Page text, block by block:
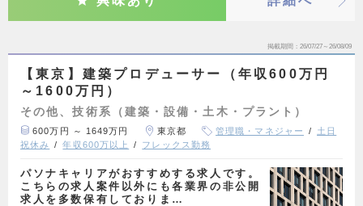
掲載期間 26/07/27～26/08/09
【東京】建築プロデューサー（年収600万円
～1600万円）
その他、技術系（建築・設備・土木・プラント）
600万円 ～ 1649万円 東京都 管理職・マネジャー
土日
祝休み
年収600万以上 フレックス勤務
パソナキャリアがおすすめする求人です。
こちらの求人案件以外にも各業界の非公開
求人を多数保有しておりま…